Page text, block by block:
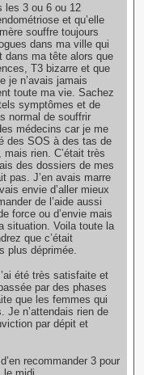
les 3 ou 6 ou 12
et qu’elle
souffre toujours
dans ma ville qui
dans ma tête alors que
T3 bizarre et que
je n’avais jamais
toute ma vie. Sachez
symptômes et de
normal de souffrir
médecins car je me
des SOS à des tas de
rien. C’était très
des dossiers de mes
pas. J’en avais marre
envie d’aller mieux
de l’aide aussi
force ou d’envie mais
situation. Voila toute la
que c’était
plus déprimée.
été très satisfaite et
par des phases
que les femmes qui
Je n’attendais rien de
par dépit et
recommander 3 pour